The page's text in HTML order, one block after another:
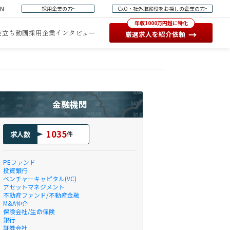
採用企業の方 CxO・社外取締役をお探しの企業の方
立ち動画採用企業インタビュー
年収1000万円超に特化
厳選求人を紹介依頼 →
金融機関
求人数 1035件
PEファンド
投資銀行
ベンチャーキャピタル(VC)
アセットマネジメント
不動産ファンド/不動産金融
M&A仲介
保険会社/生命保険
銀行
証券会社